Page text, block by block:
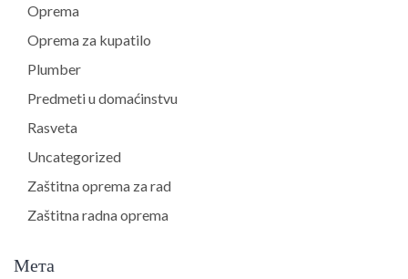
Oprema
Oprema za kupatilo
Plumber
Predmeti u domaćinstvu
Rasveta
Uncategorized
Zaštitna oprema za rad
Zaštitna radna oprema
Мета